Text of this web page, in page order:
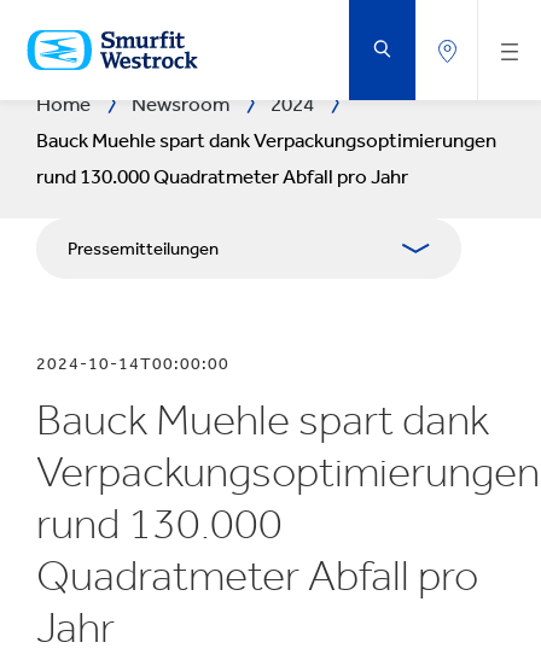
HAUPTINHALT
SPRINGEN
Home Newsroom
2024
Bauck Muehle spart dank Verpackungsoptimierungen
rund 130.000 Quadratmeter Abfall pro Jahr
Pressemitteilungen
Medienarbeit
Blog
2024-10-14T00:00:00
Bauck Muehle spart dank
Verpackungsoptimierungen
rund 130.000
Quadratmeter Abfall pro
Jahr